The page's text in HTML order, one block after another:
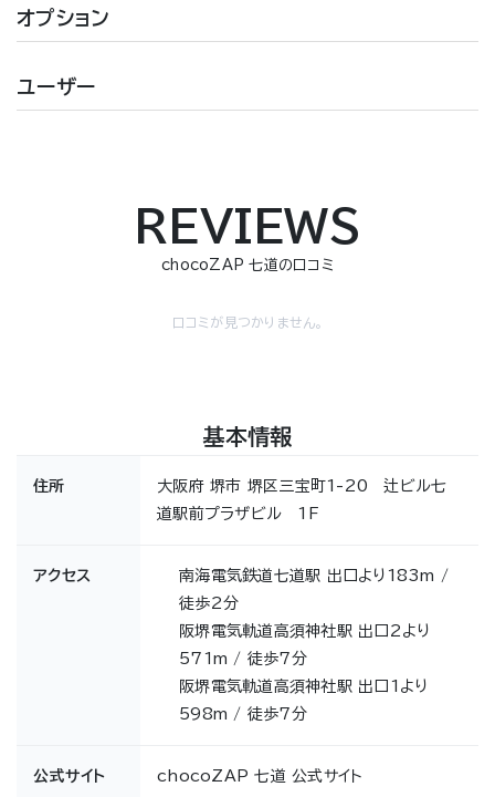
オプション
ユーザー
REVIEWS
chocoZAP 七道の口コミ
口コミが見つかりません。
基本情報
住所
大阪府 堺市 堺区三宝町1-20 辻ビル七
道駅前プラザビル 1F
アクセス
南海電気鉄道七道駅 出口より183m /
徒歩2分
阪堺電気軌道高須神社駅 出口2より
571m / 徒歩7分
阪堺電気軌道高須神社駅 出口1より
598m / 徒歩7分
公式サイト chocoZAP 七道 公式サイト